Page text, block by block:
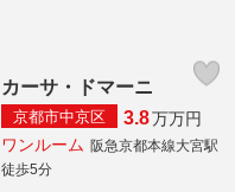
カーサ・ドマーニ
京都市中京区 3.8万万円
ワンルーム 阪急京都本線大宮駅
徒歩5分